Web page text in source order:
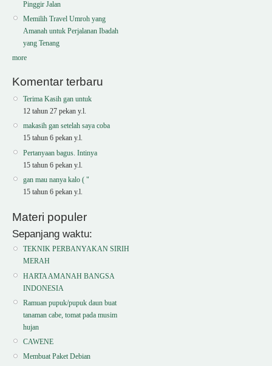
Pinggir Jalan
Memilih Travel Umroh yang
Amanah untuk Perjalanan Ibadah
yang Tenang
more
Komentar terbaru
Terima Kasih gan untuk
12 tahun 27 pekan y.l.
makasih gan setelah saya coba
15 tahun 6 pekan y.l.
Pertanyaan bagus. Intinya
15 tahun 6 pekan y.l.
gan mau nanya kalo ( "
15 tahun 6 pekan y.l.
Materi populer
Sepanjang waktu:
TEKNIK PERBANYAKAN SIRIH
MERAH
HARTA AMANAH BANGSA
INDONESIA
Ramuan pupuk/pupuk daun buat
tanaman cabe, tomat pada musim
hujan
CAWENE
Membuat Paket Debian